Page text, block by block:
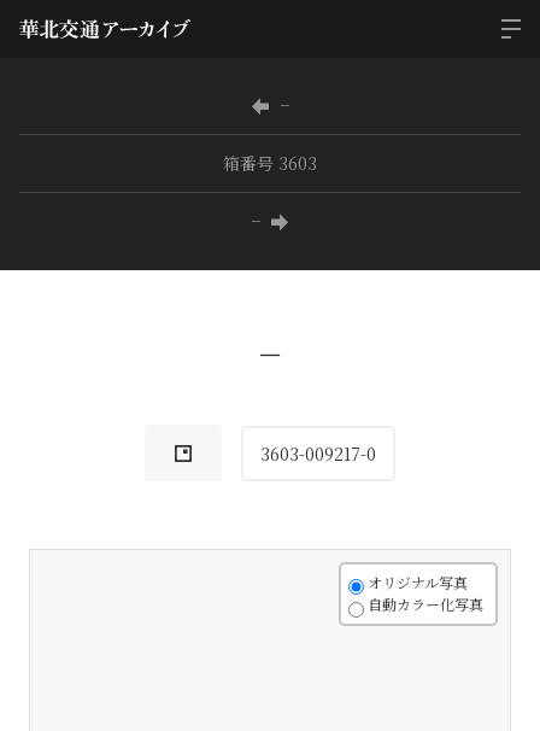
−
箱番号 3603
−
−
3603-009217-0
オリジナル写真
自動カラー化写真